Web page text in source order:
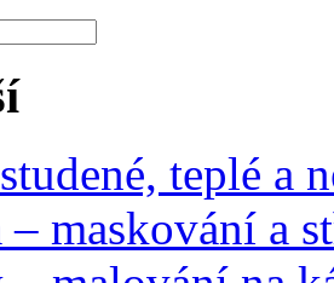
teplé a
– maskování a